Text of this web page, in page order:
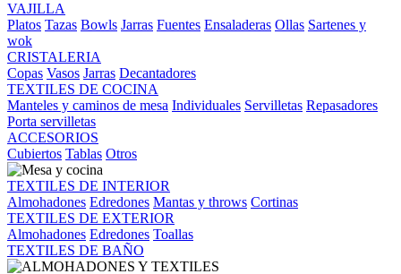
VAJILLA
Platos Tazas Bowls Jarras Fuentes Ensaladeras Ollas Sartenes y
wok
CRISTALERIA
Copas Vasos Jarras Decantadores
TEXTILES DE COCINA
Manteles y caminos de mesa Individuales Servilletas Repasadores
Porta servilletas
ACCESORIOS
Cubiertos Tablas Otros
TEXTILES DE INTERIOR
Almohadones Edredones Mantas y throws Cortinas
TEXTILES DE EXTERIOR
Almohadones Edredones Toallas
TEXTILES DE BAÑO